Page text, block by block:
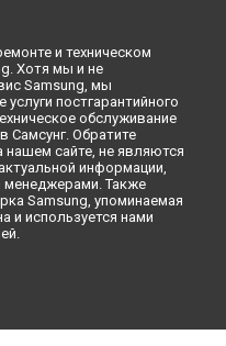
и техническом
Хотя мы и не
Samsung, мы
постгарантийного
обслуживание
Самсунг. Обратите
нашем сайте, не являются
информации,
менеджерами. Также
Samsung, упоминаемая
и используется нами